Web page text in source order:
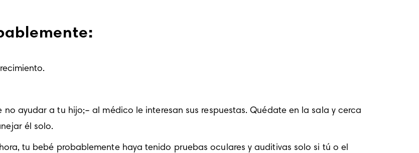
ayudar a tu hijo;– al médico le interesan sus respuestas. Quédate en la sala y cerca
él solo.
tu bebé probablemente haya tenido pruebas oculares y auditivas solo si tú o el